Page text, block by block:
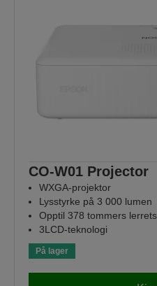
CO-W01 Projector
WXGA-projektor
Lysstyrke på 3 000 lumen
Opptil 378 tommers
3LCD-teknologi
På lager